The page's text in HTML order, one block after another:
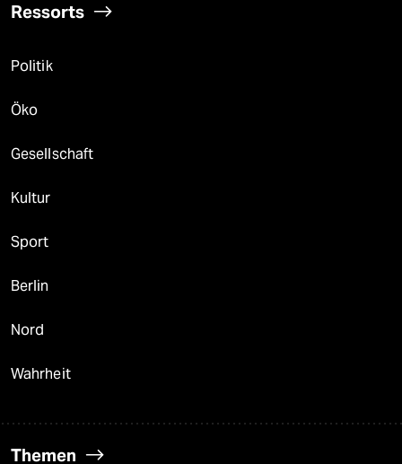
Ressorts
Politik
Öko
Gesellschaft
Kultur
Sport
Berlin
Nord
Wahrheit
Themen